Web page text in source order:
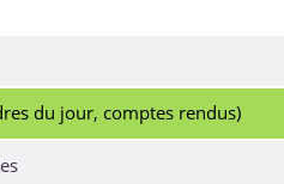
du jour, comptes rendus)